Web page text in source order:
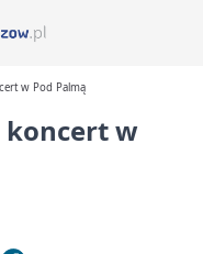
w Pod Palmą
koncert w